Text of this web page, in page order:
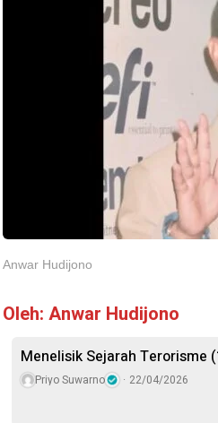
Anwar Hudijono
Oleh: Anwar Hudijono
Menelisik Sejarah Terorisme
Priyo Suwarno 22/04/2026